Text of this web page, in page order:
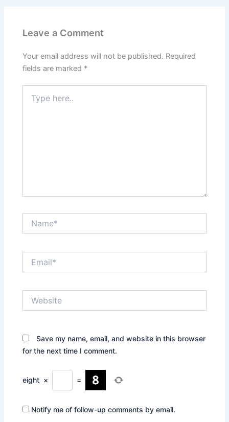
Leave a Comment
Your email address will not be published. Required
fields are marked *
here..
Save my name, email, and website in this browser
for the next time I comment.
eight × =
Notify me of follow-up comments by email.